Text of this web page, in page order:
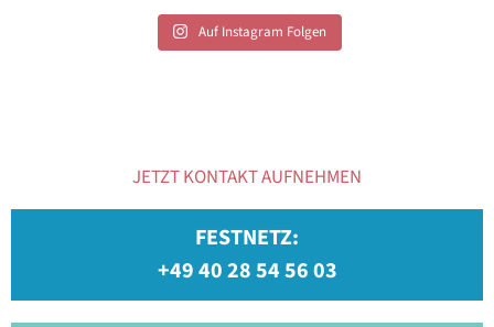
Auf Instagram Folgen
JETZT KONTAKT AUFNEHMEN
FESTNETZ:
+49 40 28 54 56 03